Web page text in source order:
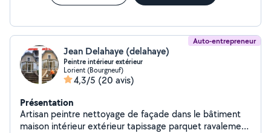
Auto-entrepreneur
Jean Delahaye (delahaye)
Peintre intérieur extérieur
Lorient (Bourgneuf)
4,3/5 (20 avis)
Présentation
Artisan peintre nettoyage de façade dans le bâtiment
maison intérieur extérieur tapissage parquet ravalement